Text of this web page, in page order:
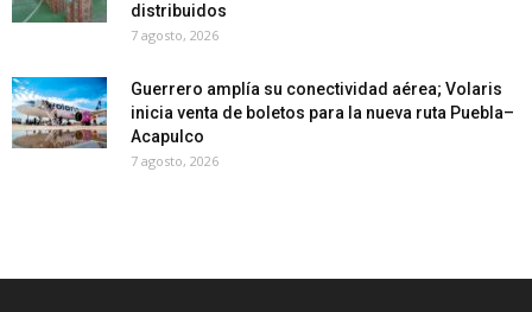
distribuidos
7 agosto, 2026
Guerrero amplía su conectividad aérea; Volaris
inicia venta de boletos para la nueva ruta Puebla–
Acapulco
7 agosto, 2026